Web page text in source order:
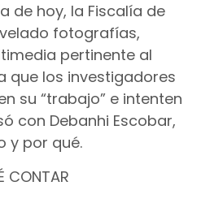
de hoy, la Fiscalía de
fotografías,
pertinente al
que los investigadores
su “trabajo” e intenten
con Debanhi Escobar,
y por qué.
CONTAR